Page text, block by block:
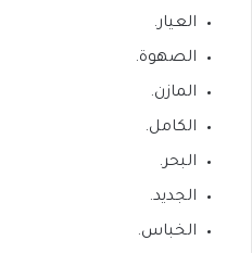
العيار.
الصهوة.
المازن.
الكامل.
البحر.
الجديد.
الخباس.